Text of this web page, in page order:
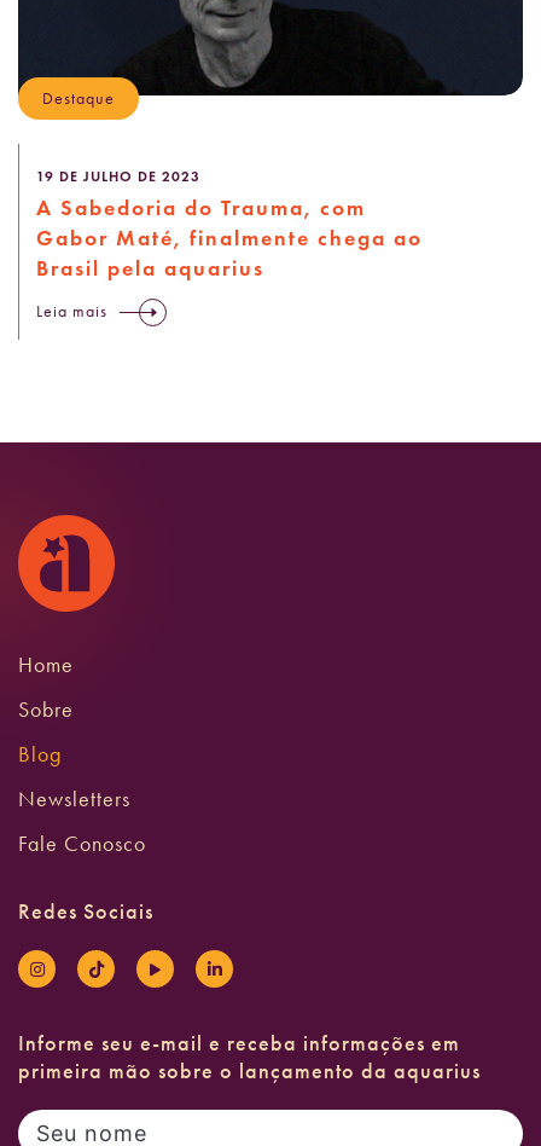
Destaque
19 DE JULHO DE 2023
A Sabedoria do Trauma, com
Gabor Maté, finalmente chega ao
Brasil pela aquarius
Leia mais
Home
Sobre
Blog
Newsletters
Fale Conosco
Redes Sociais
Informe seu e-mail e receba informações em
primeira mão sobre o lançamento da aquarius